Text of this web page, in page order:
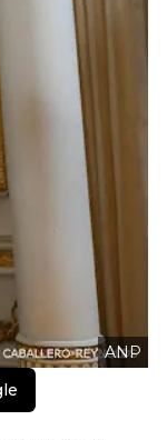
ANP